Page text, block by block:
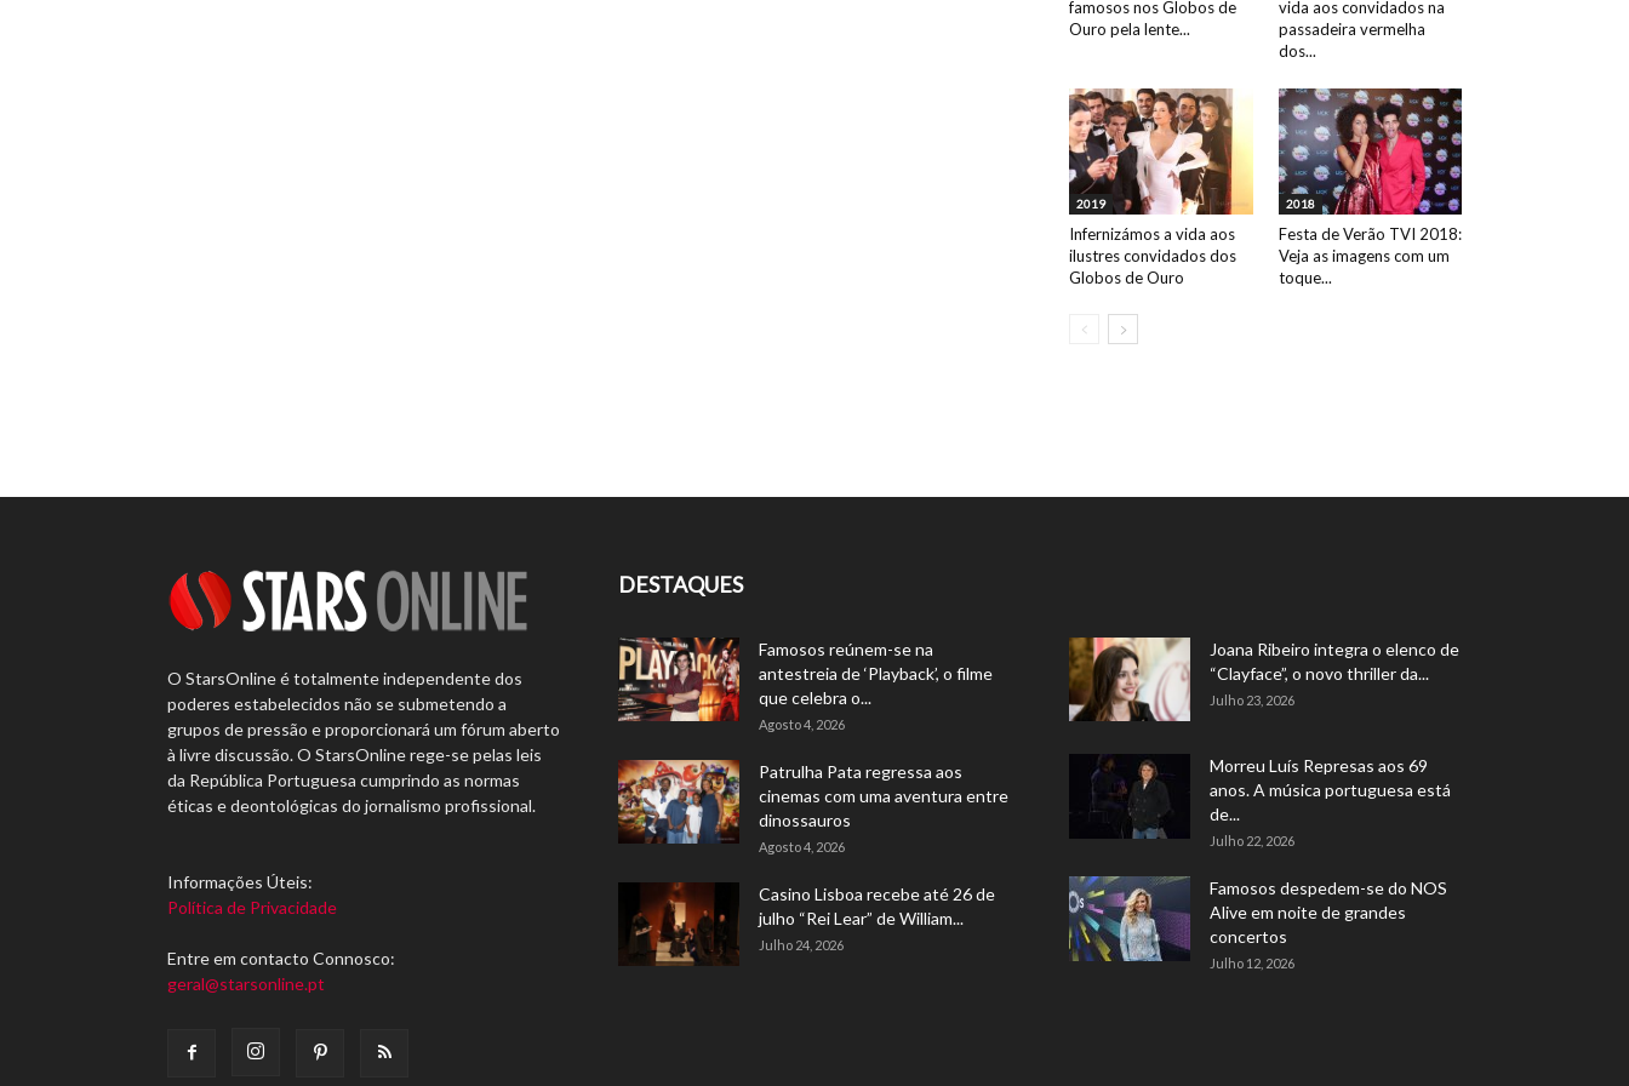
famosos nos Globos de
Ouro pela lente...
vida aos convidados na
passadeira vermelha
dos...
2019
Infernizámos a vida aos
ilustres convidados dos
Globos de Ouro
2018
Festa de Verão TVI 2018:
Veja as imagens com um
toque...
O StarsOnline é totalmente independente dos
poderes estabelecidos não se submetendo a
grupos de pressão e proporcionará um fórum aberto
à livre discussão. O StarsOnline rege-se pelas leis
da República Portuguesa cumprindo as normas
éticas e deontológicas do jornalismo profissional.
Informações Úteis:
Política de Privacidade
Entre em contacto Connosco:
geral@starsonline.pt
DESTAQUES
Famosos reúnem-se na
antestreia de ‘Playback’, o filme
que celebra o...
Agosto 4, 2026
Patrulha Pata regressa aos
cinemas com uma aventura entre
dinossauros
Agosto 4, 2026
Casino Lisboa recebe até 26 de
julho “Rei Lear” de William...
Julho 24, 2026
Joana Ribeiro integra o elenco de
“Clayface”, o novo thriller da...
Julho 23, 2026
Morreu Luís Represas aos 69
anos. A música portuguesa está
de...
Julho 22, 2026
Famosos despedem-se do NOS
Alive em noite de grandes
concertos
Julho 12, 2026